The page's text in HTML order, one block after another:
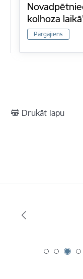
kolhoza
Pārgājiens
Drukāt lapu